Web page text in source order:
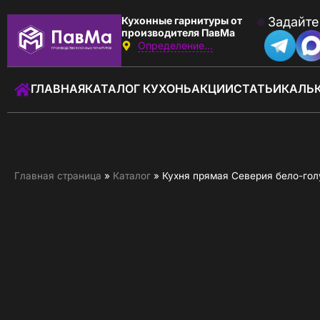
Кухонные гарнитуры от
производителя ПавМа
Определение...
ГЛАВНАЯКАТАЛОГ КУХОНЬАКЦИИСТАТЬИ
Главная страница » Каталог » Кухня прямая Северия бело-
+7 (930) 037-01-01
Заказать звонок
КАТАЛОГ КУХОНЬ